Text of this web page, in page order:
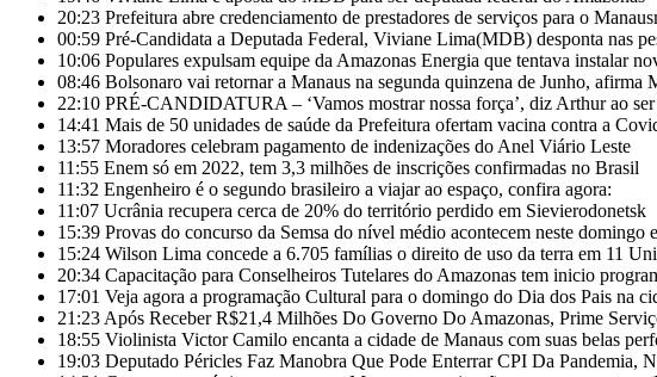
20:23 Prefeitura abre credenciamento de prestadores de serviços para o
00:59 Pré-Candidata a Deputada Federal, Viviane Lima(MDB) desponta nas
10:06 Populares expulsam equipe da Amazonas Energia que tentava instalar
08:46 Bolsonaro vai retornar a Manaus na segunda quinzena de Junho, afirma
22:10 PRÉ-CANDIDATURA – ‘Vamos mostrar nossa força’, diz Arthur ao
14:41 Mais de 50 unidades de saúde da Prefeitura ofertam vacina contra a
13:57 Moradores celebram pagamento de indenizações do Anel Viário Leste
11:55 Enem só em 2022, tem 3,3 milhões de inscrições confirmadas no Brasil
11:32 Engenheiro é o segundo brasileiro a viajar ao espaço, confira agora:
11:07 Ucrânia recupera cerca de 20% do território perdido em Sievierodonetsk
15:39 Provas do concurso da Semsa do nível médio acontecem neste domingo
15:24 Wilson Lima concede a 6.705 famílias o direito de uso da terra em 11
20:34 Capacitação para Conselheiros Tutelares do Amazonas tem inicio
17:01 Veja agora a programação Cultural para o domingo do Dia dos Pais na
21:23 Após Receber R$21,4 Milhões Do Governo Do Amazonas, Prime
18:55 Violinista Victor Camilo encanta a cidade de Manaus com suas belas
19:03 Deputado Péricles Faz Manobra Que Pode Enterrar CPI Da Pandemia,